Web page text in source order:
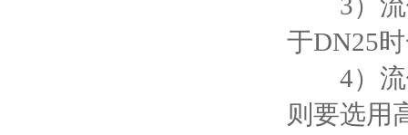
于DN25
4）流体
则要选用